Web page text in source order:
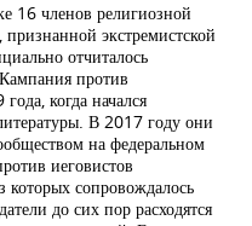
16 членов религиозной
экстремистской
отчиталось
против
когда начался
В 2017 году они
на федеральном
иеговистов
которых сопровождалось
до сих пор расходятся